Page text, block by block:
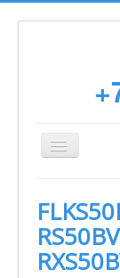
Toggle
Navigation
Монтаж
Сервисное